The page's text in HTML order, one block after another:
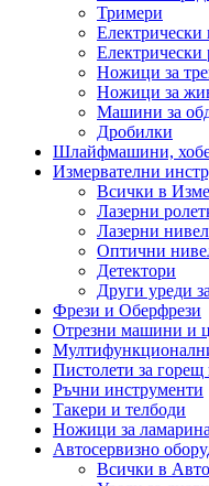
Тримери
Електрически
Ножици за
Ножици за
Машини за
Дробилки
Шлайфмашини,
Измервателни
Всички в
Лазерни
Лазерни
Оптични
Детектори
Други уреди
Фрези и Оберфрези
Отрезни машини и
Пистолети за горещ
Ръчни инструменти
Такери и телбоди
Ножици за
Автосервизно
Всички в